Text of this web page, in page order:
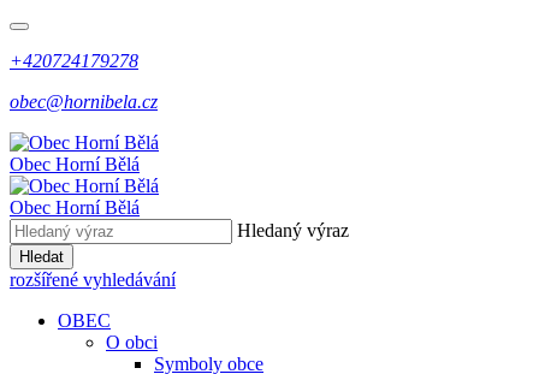
+420724179278
obec@hornibela.cz
Obec HorníBělá
Obec HorníBělá
Hledaný výraz
Hledat
rozšířené vyhledávání
OBEC
O obci
Symboly obce